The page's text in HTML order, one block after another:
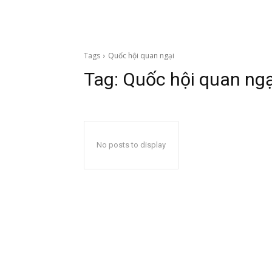
Tags Quốc hội quan ngại
Tag: Quốc hội quan
No posts to display